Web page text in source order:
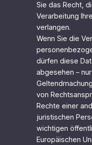
Sie das Recht,
Verarbeitung
verlangen.
Wenn Sie die
dürfen diese
abgesehen –
von
Rechte einer
juristischen
wichtigen
Europäischen